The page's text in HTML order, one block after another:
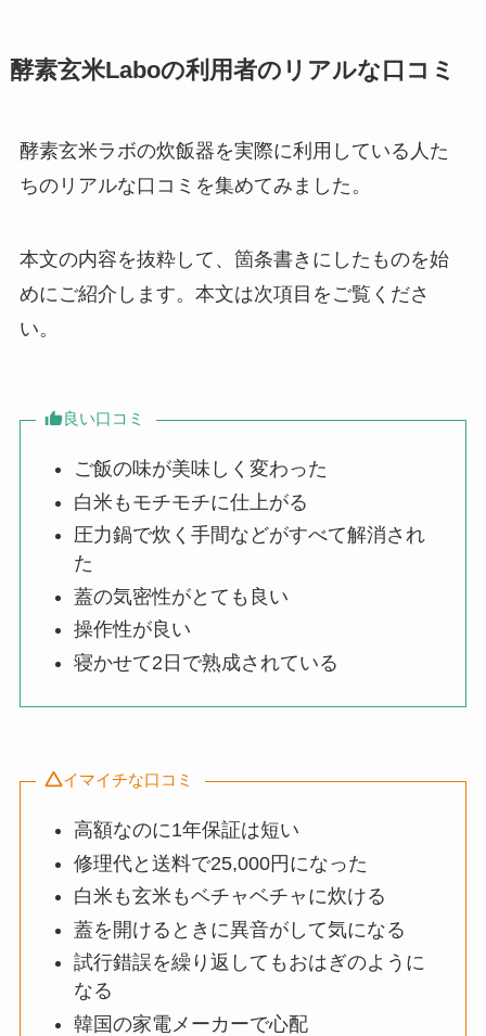
酵素玄米Laboの利用者のリアルな口コミ
酵素玄米ラボの炊飯器を実際に利用している人た
ちのリアルな口コミを集めてみました。
本文の内容を抜粋して、箇条書きにしたものを始
めにご紹介します。本文は次項目をご覧くださ
い。
良い口コミ
ご飯の味が美味しく変わった
白米もモチモチに仕上がる
圧力鍋で炊く手間などがすべて解消され
た
蓋の気密性がとても良い
操作性が良い
寝かせて2日で熟成されている
イマイチな口コミ
高額なのに1年保証は短い
修理代と送料で25,000円になった
白米も玄米もベチャベチャに炊ける
蓋を開けるときに異音がして気になる
試行錯誤を繰り返してもおはぎのように
なる
韓国の家電メーカーで心配